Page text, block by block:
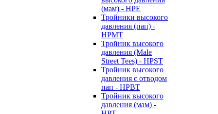
(мам) - HPE
Тройники высокого
давления (пап) -
HPMT
Тройник высокого
давления (Male
Street Tees) - HPST
Тройник высокого
давления с отводом
пап - HPBT
Тройник высокого
давления (мам) -